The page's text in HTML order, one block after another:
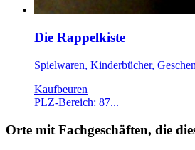
Die Rappelkiste
Spielwaren, Kinderbücher,
Kaufbeuren
PLZ-Bereich: 87...
Orte mit Fachgeschäften, die